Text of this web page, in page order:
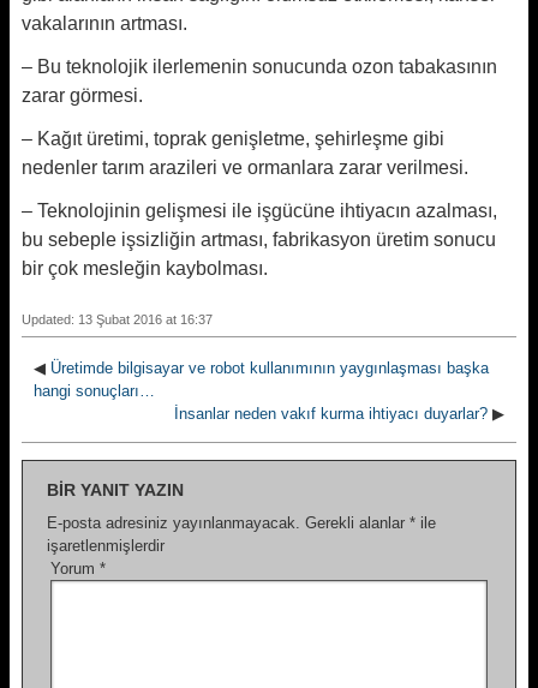
vakalarının artması.
– Bu teknolojik ilerlemenin sonucunda ozon tabakasının
zarar görmesi.
– Kağıt üretimi, toprak genişletme, şehirleşme gibi
nedenler tarım arazileri ve ormanlara zarar verilmesi.
– Teknolojinin gelişmesi ile işgücüne ihtiyacın azalması,
bu sebeple işsizliğin artması, fabrikasyon üretim sonucu
bir çok mesleğin kaybolması.
Updated: 13 Şubat 2016 at 16:37
◀ Üretimde bilgisayar ve robot kullanımının yaygınlaşması başka
hangi sonuçları…
İnsanlar neden vakıf kurma ihtiyacı duyarlar? ▶
BIR YANIT YAZIN
E-posta adresiniz yayınlanmayacak. Gerekli alanlar * ile
işaretlenmişlerdir
Yorum *